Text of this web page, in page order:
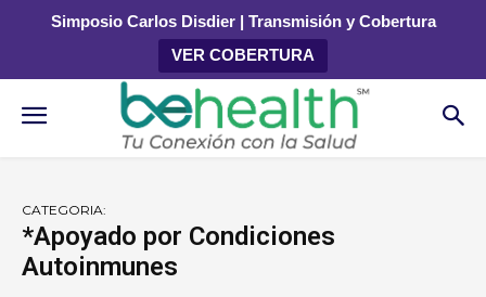
Simposio Carlos Disdier | Transmisión y Cobertura
VER COBERTURA
CATEGORIA:
*Apoyado por Condiciones
Autoinmunes